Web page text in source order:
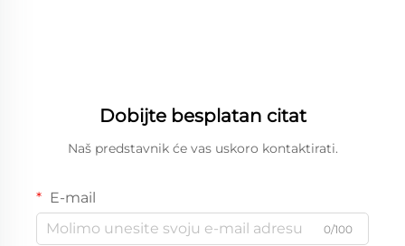
Dobijte besplatan citat
Naš predstavnik će vas uskoro kontaktirati.
E-mail
0/100